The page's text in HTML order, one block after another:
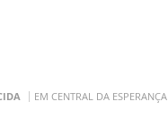
EM CENTRAL DA ESPERANÇA